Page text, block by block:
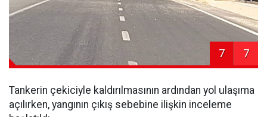
7 7
Tankerin çekiciyle kaldırılmasının ardından yol ulaşıma
açılırken, yangının çıkış sebebine ilişkin inceleme